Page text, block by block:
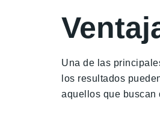
Una de las
los resultados
aquellos que buscan